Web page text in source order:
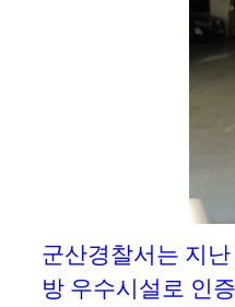
군산경찰서는 지
방 우수시설로 인